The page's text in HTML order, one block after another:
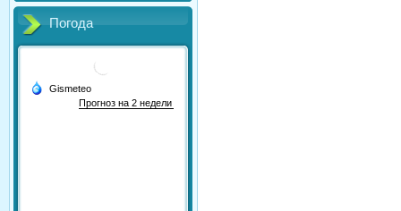
Погода